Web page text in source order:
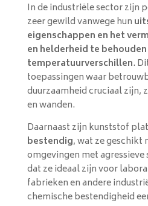
In de industriële sector zijn
zeer gewild vanwege hun
eigenschappen en het
en helderheid te
temperatuurverschillen.
toepassingen waar
duurzaamheid cruciaal zijn,
en wanden.
Daarnaast zijn kunststof
bestendig, wat ze geschikt
omgevingen met
dat ze ideaal zijn voor
fabrieken en andere
chemische bestendigheid